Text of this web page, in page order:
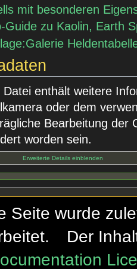
mit besonderen
Guide zu Kaolin, Earth
Datei enthält weitere
oder dem
Bearbeitung der
worden sein.
Erweiterte Details einblenden
Seite wurde
Der